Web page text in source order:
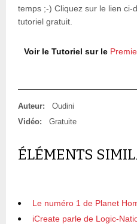
temps ;-) Cliquez sur le lien ci-
tutoriel gratuit.
Voir le Tutoriel sur le
Auteur:
Oudini
Vidéo:
Gratuite
ÉLÉMENTS
Le numéro 1 de Planet
iCreate parle de Logic-